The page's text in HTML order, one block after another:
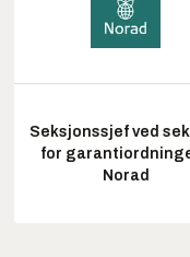
Seksjonssjef ved
for
Norad